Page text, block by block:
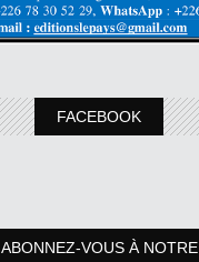
FACEBOOK
ABONNEZ-VOUS À NOTRE